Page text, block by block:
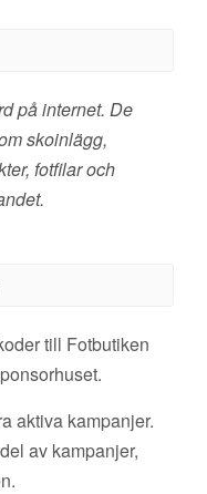
på internet. De
skoinlägg,
fotfilar och
till Fotbutiken
aktiva kampanjer.
av kampanjer,